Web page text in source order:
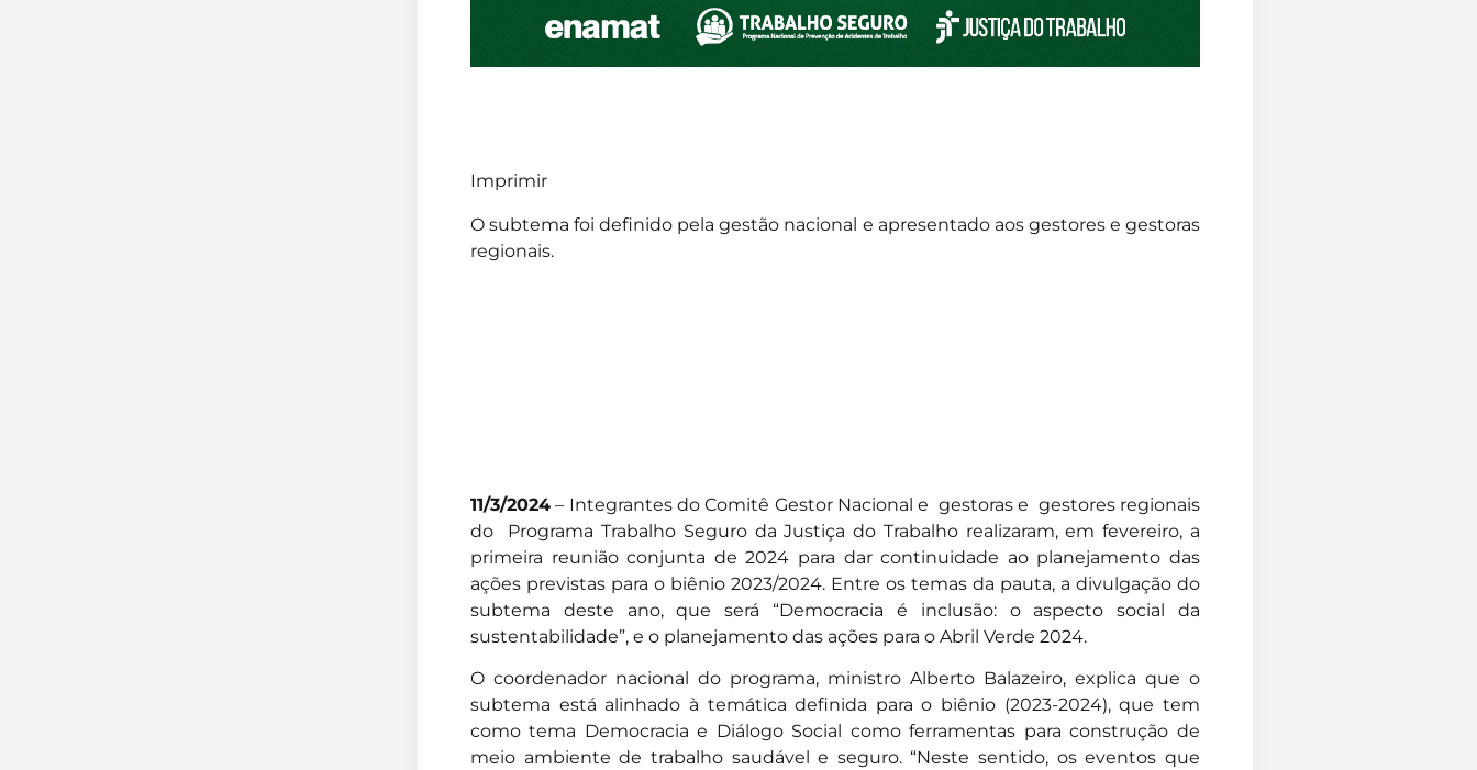
Imprimir
O subtema foi definido pela gestão nacional e apresentado aos gestores e gestoras
regionais.
11/3/2024– Integrantes do Comitê Gestor Nacional e gestoras e gestores regionais
do Programa Trabalho Seguro da Justiça do Trabalho realizaram, em fevereiro, a
primeira reunião conjunta de 2024 para dar continuidade ao planejamento das
ações previstas para o biênio 2023/2024. Entre os temas da pauta, a divulgação do
subtema deste ano, que será “Democracia é inclusão: o aspecto social da
sustentabilidade”, e o planejamento das ações para o Abril Verde 2024.
O coordenador nacional do programa, ministro Alberto Balazeiro, explica que o
subtema está alinhado à temática definida para o biênio (2023-2024), que tem
como tema Democracia e Diálogo Social como ferramentas para construção de
meio ambiente de trabalho saudável e seguro. “Neste sentido, os eventos que